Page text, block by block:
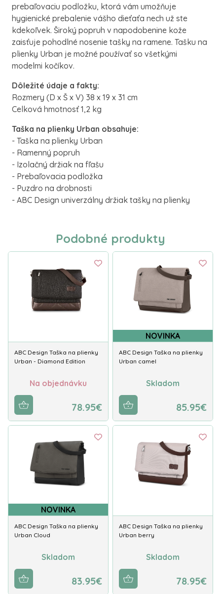
prebaľovaciu podložku, ktorá vám umožňuje
hygienické prebalenie vášho dieťaťa nech už ste
kdekoľvek. Široký popruh v napodobenine kože
zaisťuje pohodlné nosenie tašky na ramene. Tašku na
plienky Urban je možné používať so všetkými
modelmi kočíkov.
Dôležité údaje a fakty:
Rozmery (D x Š x V) 38 x 19 x 31 cm
Celková hmotnosť 1,2 kg
Taška na plienky Urban obsahuje:
- Taška na plienky Urban
- Ramenný popruh
- Izolačný držiak na fľašu
- Prebaľovacia podložka
- Puzdro na drobnosti
- ABC Design univerzálny držiak tašky na plienky
Podobné produkty
ABC Design Taška na plienky
Urban - Diamond Edition
Na objednávku
78.95€
NOVINKA
ABC Design Taška na plienky
Urban camel
Skladom
85.95€
NOVINKA
ABC Design Taška na plienky
Urban Cloud
Skladom
83.95€
ABC Design Taška na plienky
Urban berry
Skladom
78.95€